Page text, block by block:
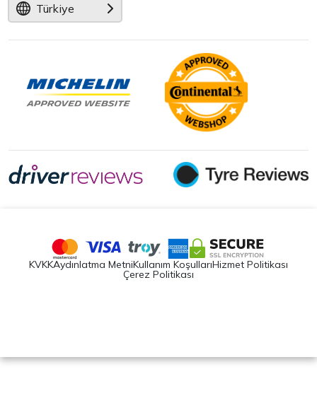
Türkiye
KVKKAydınlatma MetniKullanım KoşullarıHizmet Politikası
Çerez Politikası